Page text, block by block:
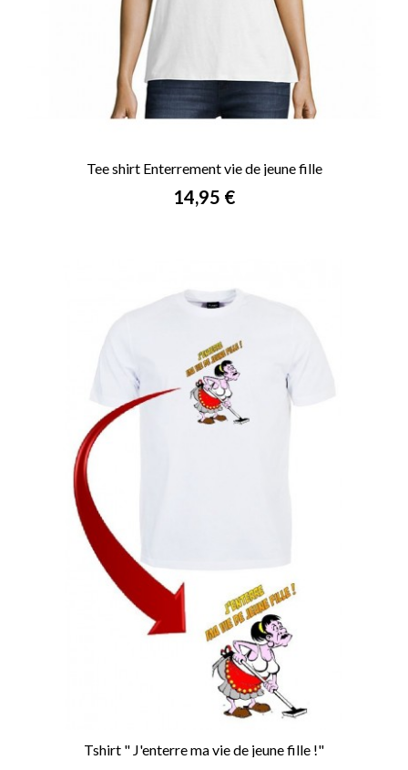
Tee shirt Enterrement vie de jeune fille
Prix
14,95 €
Tshirt " J'enterre ma vie de jeune fille !"